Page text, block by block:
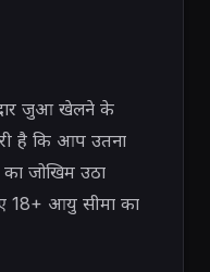
जुआ खेलने के
है कि आप उतना
जोखिम उठा
आयु सीमा का